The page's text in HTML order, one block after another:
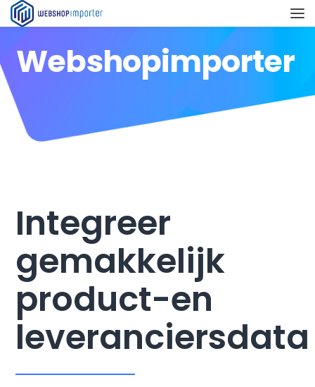
Webshopimporter
Integreer
gemakkelijk
product-en
leveranciersdata